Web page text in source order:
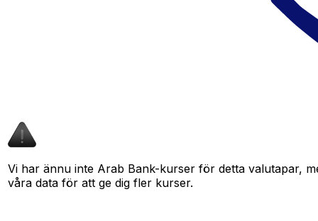
Vi har ännu inte Arab Bank-kurser för detta valutapar,
våra data för att ge dig fler kurser.